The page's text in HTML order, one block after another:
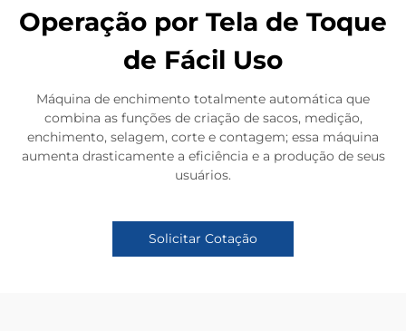
Operação por Tela de Toque
de Fácil Uso
Máquina de enchimento totalmente automática que
combina as funções de criação de sacos, medição,
enchimento, selagem, corte e contagem; essa máquina
aumenta drasticamente a eficiência e a produção de seus
usuários.
Solicitar Cotação